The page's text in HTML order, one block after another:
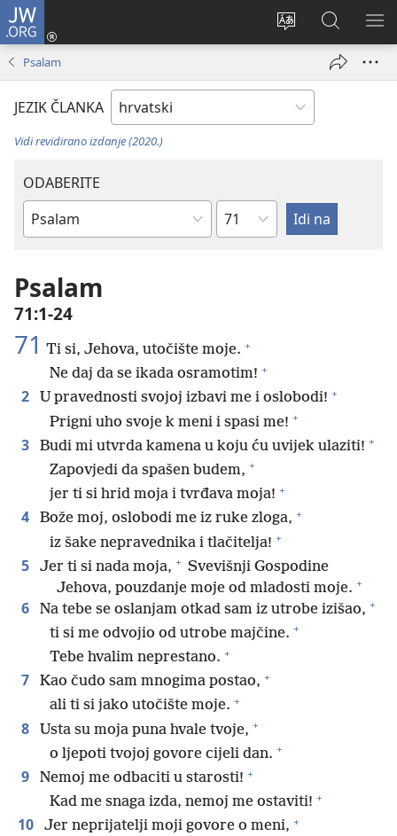
JW.ORG
Promijeni
Prijava
(otvara
prozor)
JW.ORG
|
Pretraga
Psalam
JEZIK ČLANKA
Vidi revidirano izdanje (2020.)
ODABERITE
Biblijska
Poglavlje
Psalam
71:1-24
71 Ti si, Jehova, utočište moje. +
Ne daj da se ikada osramotim! +
2 U pravednosti svojoj izbavi me i oslobodi! +
Prigni uho svoje k meni i spasi me! +
3 Budi mi utvrda kamena u koju ću uvijek ulaziti! +
Zapovjedi da spašen budem, +
jer ti si hrid moja i tvrđava moja! +
4 Bože moj, oslobodi me iz ruke zloga, +
iz šake nepravednika i tlačitelja! +
5 Jer ti si nada moja, + Svevišnji Gospodine
Jehova, pouzdanje moje od mladosti moje. +
6 Na tebe se oslanjam otkad sam iz utrobe izišao, +
ti si me odvojio od utrobe majčine. +
Tebe hvalim neprestano. +
7 Kao čudo sam mnogima postao, +
ali ti si jako utočište moje. +
8 Usta su moja puna hvale tvoje, +
o ljepoti tvojoj govore cijeli dan. +
9 Nemoj me odbaciti u starosti! +
Kad me snaga izda, nemoj me ostaviti! +
10 Jer neprijatelji moji govore o meni, +